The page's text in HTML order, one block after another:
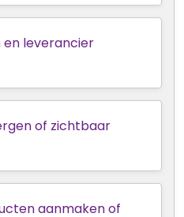
en leverancier
of zichtbaar
aanmaken of